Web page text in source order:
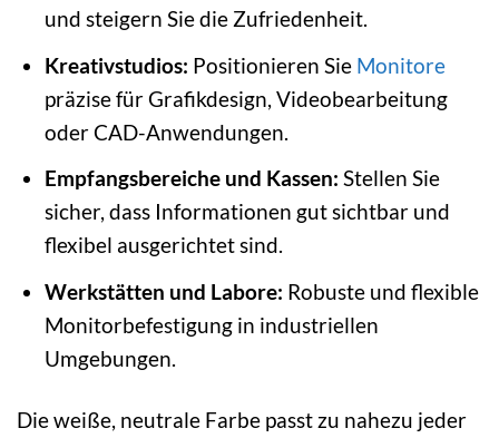
und steigern Sie die Zufriedenheit.
Kreativstudios: Positionieren Sie Monitore
präzise für Grafikdesign, Videobearbeitung
oder CAD-Anwendungen.
Empfangsbereiche und Kassen: Stellen Sie
sicher, dass Informationen gut sichtbar und
flexibel ausgerichtet sind.
Werkstätten und Labore: Robuste und flexible
Monitorbefestigung in industriellen
Umgebungen.
Die weiße, neutrale Farbe passt zu nahezu jeder